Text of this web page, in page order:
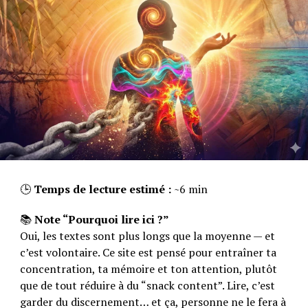
temps, je vis une période de changements et j’adore ça.
J’attendais cela depuis un bon moment et grâce à ta
séance d’hypnose tout baigne pour moi en ce moment.
Voilà Fabrice, je suis heureux de t’avoir écrit et je suis
encore plus heureux de constater la diminution voire
l’absence total de mes crises de colère. Merci encore…
SUJETS CONNEXES :
🕒 Temps de lecture estimé :~6 min
📚Note “Pourquoi lire ici ?”
Oui, les textes sont plus longs que la moyenne — et
c’est volontaire. Ce site est pensé pour entraîner ta
concentration, ta mémoire et ton attention, plutôt
que de tout réduire à du “snack content”. Lire, c’est
garder du discernement… et ça, personne ne le fera à